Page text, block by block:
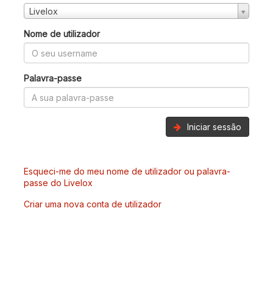
Livelox
Nome de utilizador
Palavra-passe
Iniciar sessão
Esqueci-me do meu nome de utilizador ou palavra-
passe do Livelox
Criar uma nova conta de utilizador